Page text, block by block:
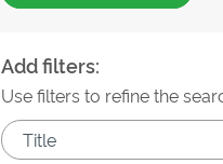
Add filters:
Use filters to refine the